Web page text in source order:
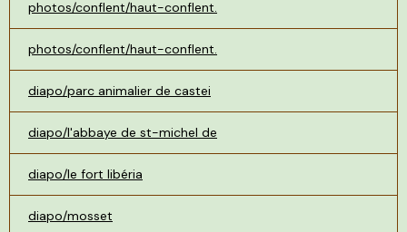
photos/conflent/haut-conflent.
photos/conflent/haut-conflent.
diapo/parc animalier de castei
diapo/l'abbaye de st-michel de
diapo/le fort libéria
diapo/mosset